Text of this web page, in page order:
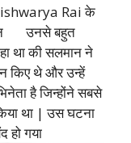
Rai के
उनसे बहुत
था की सलमान ने
थे और उन्हें
है जिन्होंने सबसे
था | उस घटना
हो गया